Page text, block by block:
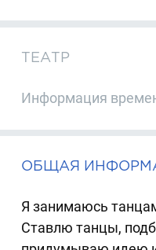
ТЕАТР
Информация
ОБЩАЯ
Я занимаюсь
Ставлю танцы,